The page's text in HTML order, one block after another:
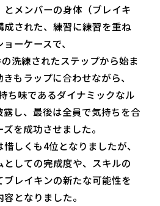
とメンバーの身体（ブレイキ
成された、練習に練習を重ね
ーケースで、
の洗練されたステップから始ま
もラップに合わせながら、
ち味であるダイナミックなル
露し、最後は全員で気持ちを合
を成功させました。
しくも4位となりましたが、
としての完成度や、スキルの
ブレイキンの新たな可能性を
となりました。